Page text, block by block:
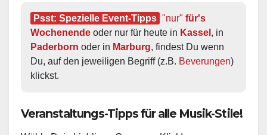
Psst: Spezielle Event-Tipps "nur" für's
Wochenende oder nur für heute in Kassel
Paderborn oder in Marburg, findest Du wenn
Du, auf den jeweiligen Begriff (z.B. Beverungen)
klickst.
Veranstaltungs-Tipps für alle Musik-Stile!